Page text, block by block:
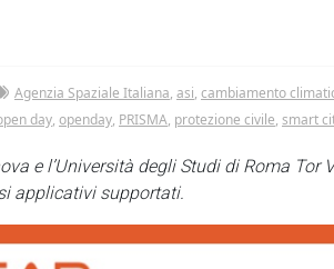
Agenzia Spaziale Italiana, asi, cambiamento
day, openday, PRISMA, protezione civile, smart
e l’Università degli Studi di Roma Tor
applicativi supportati.